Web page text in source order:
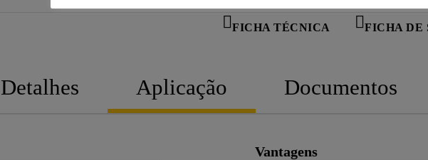
FICHA TÉCNICA FICHA DE
Detalhes Aplicação Documentos
Vantagens